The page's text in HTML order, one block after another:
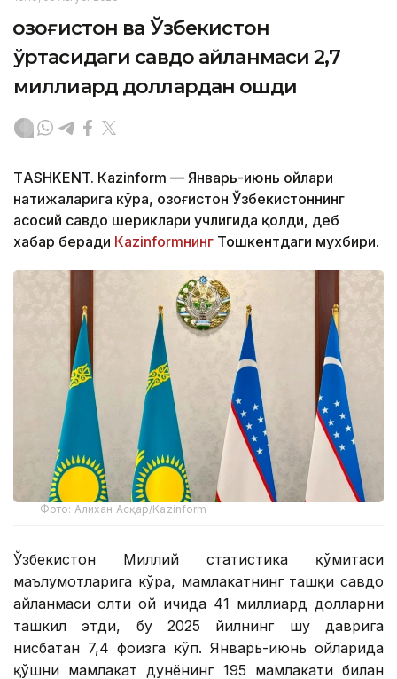
Қозоғистон ва Ўзбекистон
ўртасидаги савдо айланмаси 2,7
миллиард доллардан ошди
ТASHKENT. Кazinform — Январь-июнь ойлари
натижаларига кўра, Қозоғистон Ўзбекистоннинг
асосий савдо шериклари учлигида қолди, деб
хабар беради Кazinformнинг Тошкентдаги мухбири.
Фото: Алихан Асқар/Kazinform
Ўзбекистон Миллий статистика қўмитаси
маълумотларига кўра, мамлакатнинг ташқи савдо
айланмаси олти ой ичида 41 миллиард долларни
ташкил этди, бу 2025 йилнинг шу даврига
нисбатан 7,4 фоизга кўп. Январь-июнь ойларида
қўшни мамлакат дунёнинг 195 мамлакати билан